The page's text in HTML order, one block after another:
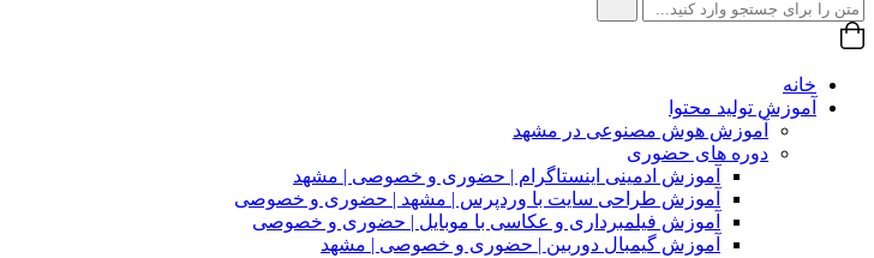
خانه
آموزش تولید محتوا
آموزش هوش مصنوعی در مشهد
دوره های حضوری
آموزش ادمینی اینستاگرام | حضوری و خصوصی | مشهد
آموزش طراحی سایت با وردپرس | مشهد | حضوری و خصوصی
آموزش فیلمبرداری و عکاسی با موبایل | حضوری و خصوصی
آموزش گیمبال دوربین | حضوری و خصوصی | مشهد